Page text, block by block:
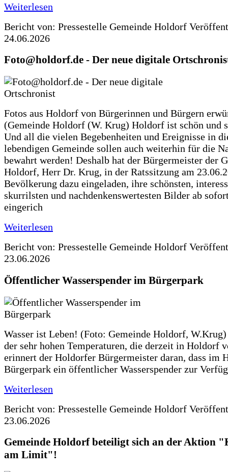
Weiterlesen
Bericht von: Pressestelle Gemeinde Holdorf
24.06.2026
Foto@holdorf.de - Der neue digitale
Fotos aus Holdorf von Bürgerinnen und Bürgern
(Gemeinde Holdorf (W. Krug) Holdorf ist schön und
Und all die vielen Begebenheiten und Ereignisse in
lebendigen Gemeinde sollen auch weiterhin für die
bewahrt werden! Deshalb hat der Bürgermeister der
Holdorf, Herr Dr. Krug, in der Ratssitzung am
Bevölkerung dazu eingeladen, ihre schönsten,
skurrilsten und nachdenkenswertesten Bilder ab
eingerich
Weiterlesen
Bericht von: Pressestelle Gemeinde Holdorf
23.06.2026
Öffentlicher Wasserspender im Bürgerpark
Wasser ist Leben! (Foto: Gemeinde Holdorf,
der sehr hohen Temperaturen, die derzeit in Holdorf
erinnert der Holdorfer Bürgermeister daran, dass im
Bürgerpark ein öffentlicher Wasserspender zur
Weiterlesen
Bericht von: Pressestelle Gemeinde Holdorf
23.06.2026
Gemeinde Holdorf beteiligt sich an der Aktion
am Limit"!